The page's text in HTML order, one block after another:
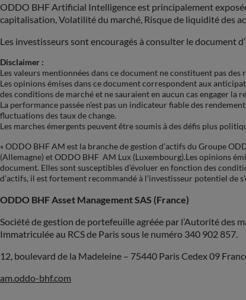
ODDO BHF Artificial Intelligence est principalement
capitalisation, Volatilité du marché, Risque de liquidité des
Les investisseurs sont encouragés à consulter le document
Disclaimer :
Les valeurs mentionnées dans ce document ne constituent pas des
Les opinions émises dans ce document correspondent aux
des conditions de marché et ne sauraient en aucun cas engager la
La performance passée n’est pas un indicateur fiable des
fluctuations des taux de change.
Les marches émergents peuvent être soumis à des défis plus
« ODDO BHF AM est la branche de gestion d’actifs du Groupe
(Allemagne) et ODDO BHF AM Lux (Luxembourg).Les opinions
document. Elles sont susceptibles d’évoluer en fonction des
d’actifs, il est fortement recommandé à l’investisseur potentiel de
ODDO BHF Asset Management SAS (France)
Société de gestion de portefeuille agréée par l’Autorité des
Immatriculée au RCS de Paris sous le numéro 340 902 857.
12, boulevard de la Madeleine – 75440 Paris Cedex 09
am.oddo-bhf.com